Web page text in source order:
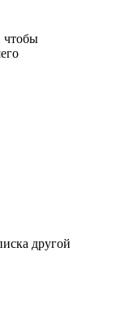
чтобы
другой